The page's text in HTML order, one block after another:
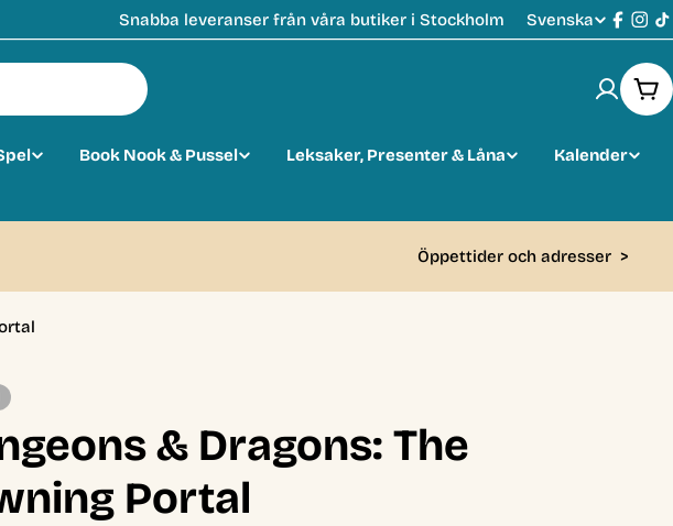
Snabba leveranser från våra butiker i Stockholm
S
k
Svenska
Book Nook & Pussel Leksaker, Presenter & Låna
Kalender
Öppettider och adresser >
& Dragons: The
Portal